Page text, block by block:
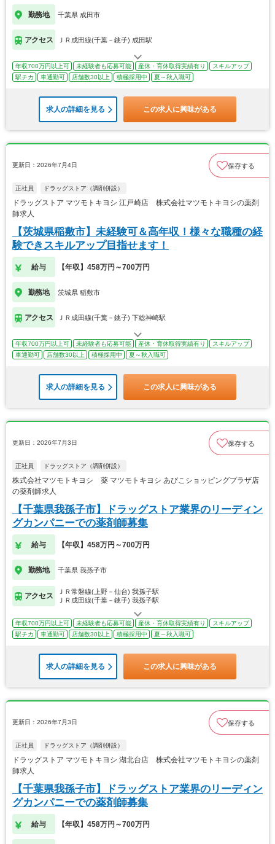
勤務地 千葉県 成田市
アクセス ＪＲ成田線(千葉－銚子) 成田駅
年収700万円以上可 未経験者も応募可能 産休・育休取得実績有り
スキルアップ
駅チカ
車通勤可 店舗数30以上 積極採用中 夏～秋入職可
求人の詳細を見る この求人に興味がある
更新日：2026年7月4日 保存する
正社員 ドラッグストア（調剤併設）
ドラッグストア マツモトキヨシ 江戸崎店 株式会社マツモトキヨシの薬剤
師求人
【茨城県稲敷市】未経験可＆高年収！様々な職種の経
験できスキルアップ目指せます！
給与 【年収】458万円～700万円
勤務地 茨城県 稲敷市
アクセス ＪＲ成田線(千葉－銚子) 下総神崎駅
年収700万円以上可 未経験者も応募可能 産休・育休取得実績有り
スキルアップ
車通勤可
店舗数30以上 積極採用中 夏～秋入職可
求人の詳細を見る この求人に興味がある
更新日：2026年7月3日 保存する
正社員 ドラッグストア（調剤併設）
株式会社マツモトキヨシ 薬 マツモトキヨシ あびこショッピングプラザ店
の薬剤師求人
【千葉県我孫子市】ドラッグストア業界のリーディン
グカンパニーでの薬剤師募集
給与 【年収】458万円～700万円
勤務地 千葉県 我孫子市
アクセス
ＪＲ常磐線(上野－仙台) 我孫子駅
ＪＲ成田線(千葉－銚子) 我孫子駅
年収700万円以上可 未経験者も応募可能 産休・育休取得実績有り
スキルアップ
駅チカ
車通勤可 店舗数30以上 積極採用中 夏～秋入職可
求人の詳細を見る この求人に興味がある
更新日：2026年7月3日 保存する
正社員 ドラッグストア（調剤併設）
ドラッグストア マツモトキヨシ 湖北台店 株式会社マツモトキヨシの薬剤
師求人
【千葉県我孫子市】ドラッグストア業界のリーディン
グカンパニーでの薬剤師募集
給与 【年収】458万円～700万円